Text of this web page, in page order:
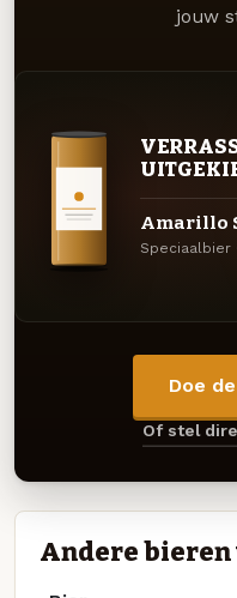
jouw
Amarillo
Speciaalbier
Doe
Of stel
Andere bieren